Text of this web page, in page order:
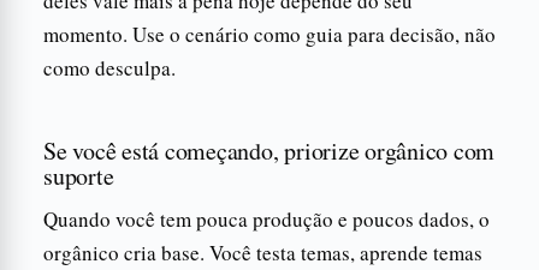
momento. Use o cenário como guia para decisão, não
como desculpa.
Se você está começando, priorize orgânico com
suporte
Quando você tem pouca produção e poucos dados, o
orgânico cria base. Você testa temas, aprende temas